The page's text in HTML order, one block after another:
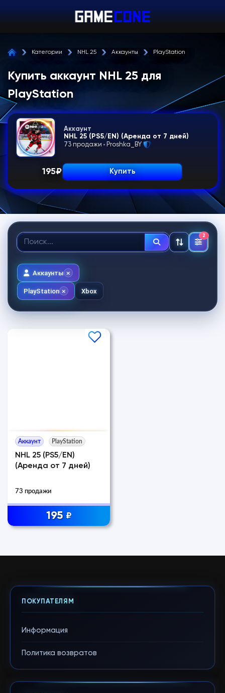
Категории NHL 25 Аккаунты PlayStation
Купить аккаунт NHL 25 для
PlayStation
Аккаунт
NHL 25 (PS5/EN) (Аренда от 7 дней)
73 продажи Proshka_BY
195₽ Купить
2
Аккаунты
PlayStation Xbox
Аккаунт PlayStation
NHL 25 (PS5/EN)
(Аренда от 7 дней)
73 продажи
195 ₽
ПОКУПАТЕЛЯМ
Информация
Политика возвратов